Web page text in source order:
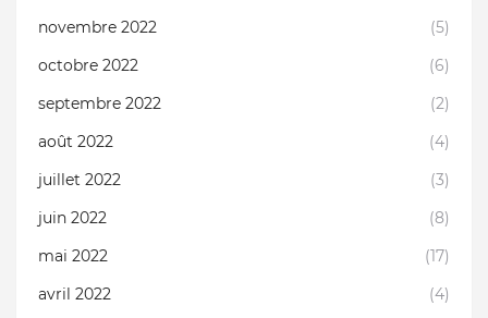
novembre 2022
(5)
octobre 2022
(6)
septembre 2022
(2)
août 2022
(4)
juillet 2022
(3)
juin 2022
(8)
mai 2022
(17)
avril 2022
(4)